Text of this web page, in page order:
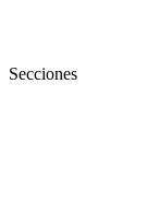
Secciones